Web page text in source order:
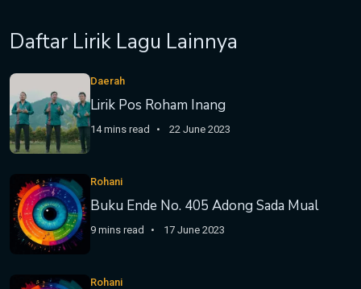
Daftar Lirik Lagu Lainnya
Daerah
Lirik Pos Roham Inang
14 mins read 22 June 2023
Rohani
Buku Ende No. 405 Adong Sada Mual
9 mins read 17 June 2023
Rohani